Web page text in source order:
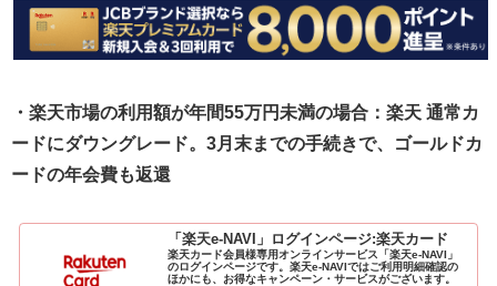
・楽天市場の利用額が年間55万円未満の場合：楽天 通常カ
ードにダウングレード。3月末までの手続きで、ゴールドカ
ードの年会費も返還
「楽天e-NAVI」ログインページ:楽天カード
楽天カード会員様専用オンラインサービス「楽天e-NAVI」
のログインページです。楽天e-NAVIではご利用明細確認の
ほかにも、お得なキャンペーン・サービスがございます。